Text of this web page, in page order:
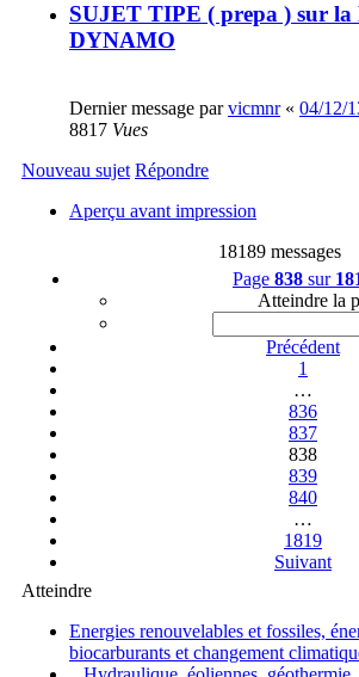
SUJET TIPE ( prepa ) sur
DYNAMO
Dernier message parvicmnr« 04/12/
8817 Vues
Nouveau sujet Répondre
Aperçu avant impression
18189 messages
Page 838 sur
Atteindre la
Précédent
1
…
836
837
838
839
840
…
1819
Suivant
Atteindre
Energies renouvelables et fossiles,
biocarburants et changement